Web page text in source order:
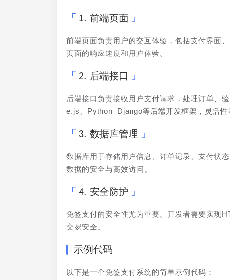
1. 前端页面
前端页面负责用户的交互体验，包括支付界面
页面的响应速度和用户体验。
2. 后端接口
后端接口负责接收用户支付请求，处理订单、
e.js、Python Django等后端开发框架，灵活性
3. 数据库管理
数据库用于存储用户信息、订单记录、支付状
数据的安全与高效访问。
4. 安全防护
免签支付的安全性尤为重要。开发者需要实现
交易安全。
示例代码
以下是一个免签支付系统的简单示例代码：